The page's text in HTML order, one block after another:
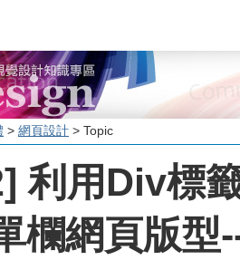
> 網頁設計 > Topic
利用Div標
欄網頁版型